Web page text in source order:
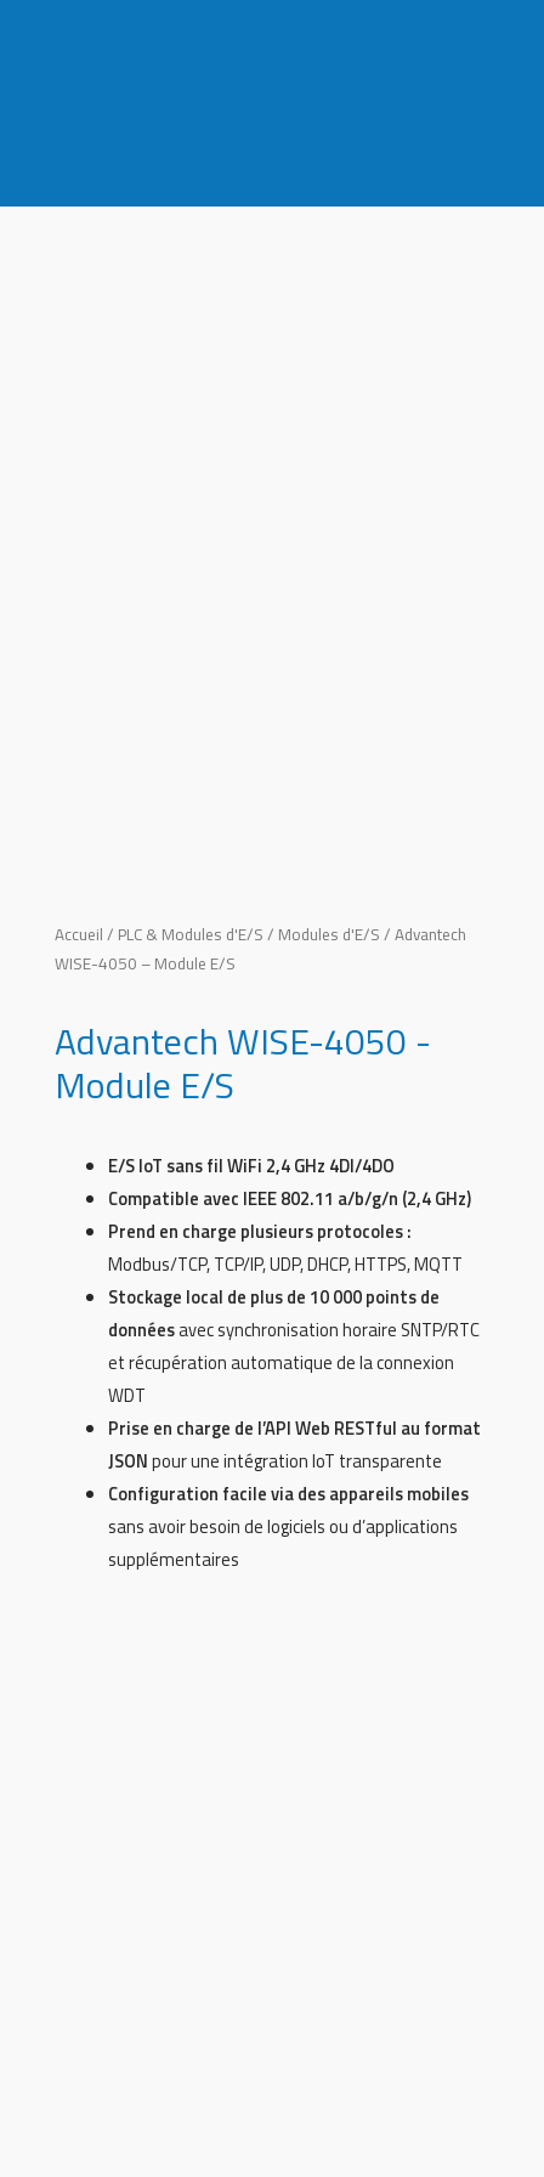
Accueil / PLC & Modules d'E/S / Modules d'E/S / Advantech
WISE-4050 – Module E/S
Advantech WISE-4050 -
Module E/S
E/S IoT sans fil WiFi 2,4 GHz 4DI/4DO
Compatible avec IEEE 802.11 a/b/g/n (2,4 GHz)
Prend en charge plusieurs protocoles :
Modbus/TCP, TCP/IP, UDP, DHCP, HTTPS, MQTT
Stockage local de plus de 10 000 points de
donnéesavec synchronisation horaire SNTP/RTC
et récupération automatique de la connexion
WDT
Prise en charge de l’API Web RESTful au format
JSONpour une intégration IoT transparente
Configuration facile via des appareils mobiles
sans avoir besoin de logiciels ou d’applications
supplémentaires